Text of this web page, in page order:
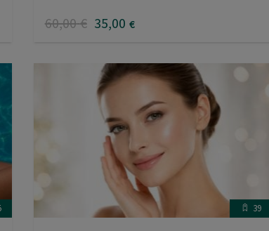
60,00€ 35,00 €
39